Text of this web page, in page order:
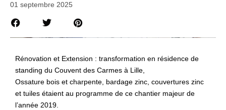
01 septembre 2025
Rénovation et Extension : transformation en résidence de
standing du Couvent des Carmes à Lille,
Ossature bois et charpente, bardage zinc, couvertures zinc
et tuiles étaient au programme de ce chantier majeur de
l’année 2019.